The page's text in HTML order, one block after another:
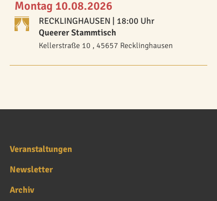
Montag 10.08.2026
RECKLINGHAUSEN | 18:00 Uhr
Queerer Stammtisch
Kellerstraße 10 , 45657 Recklinghausen
Veranstaltungen
Newsletter
Archiv